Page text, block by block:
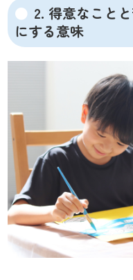
2. 得意なこと
にする意味